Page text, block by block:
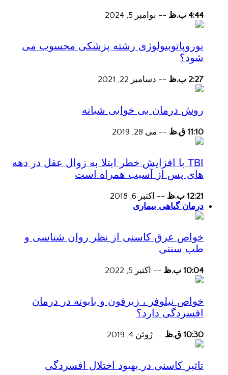
4:44 ب.ظ -- نوامبر 5, 2024
نوروپاتوبیولوژی رشته پزشکی محسوب می
شود؟
2:27 ب.ظ -- دسامبر 22, 2021
روش درمان بی خوابی شبانه
11:10 ق.ظ -- می 28, 2019
TBI با افزایش خطر ابتلا به زوال عقل در دهه
های پس از آسیب همراه است
12:21 ب.ظ -- اکتبر 6, 2018
درمان گیاهی بیماری
خواص عرق کاسنی از نظر روان شناسی و
طب سنتی
10:04 ب.ظ -- اکتبر 5, 2022
خواص نیلوفر ، زیرفون و بابونه در درمان
افسردگی دارد؟
10:30 ق.ظ -- ژوئن 4, 2019
تاثیر کاسنی در بهبود اختلال افسردگی